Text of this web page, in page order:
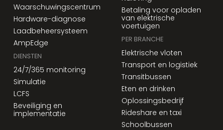
Waarschuwingscentrum
Hardware-diagnose
Laadbeheersysteem
AmpEdge
DIENSTEN
24/7/365 monitoring
Simulatie
LCFS
Beveiliging en
implementatie
Betaling voor opladen
van elektrische
voertuigen
PER BRANCHE
Elektrische vloten
Transport en logistiek
Transitbussen
Eten en drinken
Oplossingsbedrijf
Rideshare en taxi
Schoolbussen